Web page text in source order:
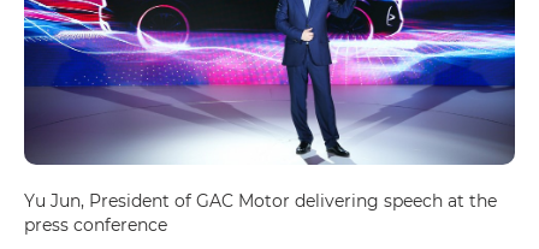
Yu Jun, President of GAC Motor delivering speech at the
press conference